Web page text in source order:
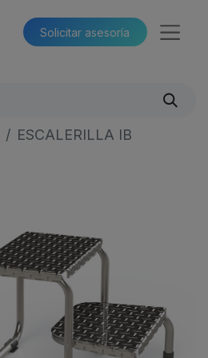
Solicitar asesoría​​
ESCALERILLA IB